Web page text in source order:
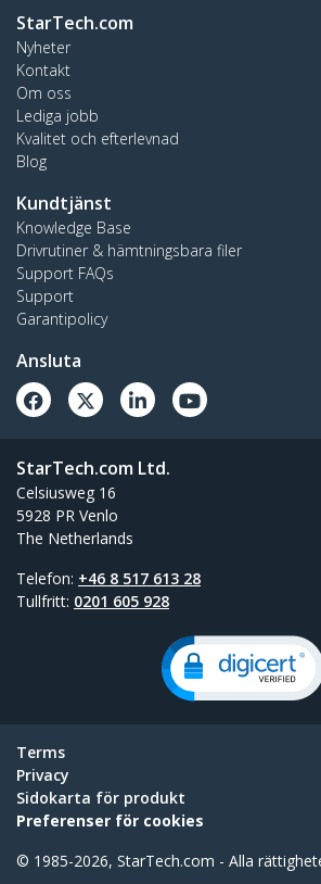
StarTech.com
Nyheter
Kontakt
Om oss
Lediga jobb
Kvalitet och efterlevnad
Blog
Kundtjänst
Knowledge Base
Drivrutiner & hämtningsbara filer
Support FAQs
Support
Garantipolicy
Ansluta
StarTech.com Ltd.
Celsiusweg 16
5928 PR Venlo
The Netherlands
Telefon: +46 8 517 613 28
Tullfritt: 0201 605 928
Terms
Privacy
Sidokarta för produkt
Preferenser för cookies
© 1985-2026, StarTech.com - Alla